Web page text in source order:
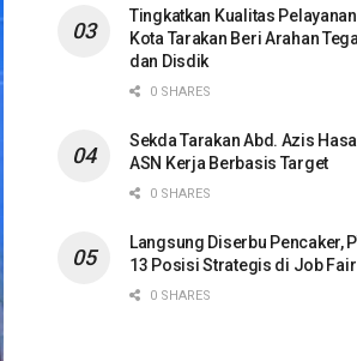
Tingkatkan Kualitas
Kota Tarakan Beri Arahan
dan Disdik
0 SHARES
Sekda Tarakan Abd. Azis
ASN Kerja Berbasis Target
0 SHARES
Langsung Diserbu Pencaker,
13 Posisi Strategis di Job Fair
0 SHARES